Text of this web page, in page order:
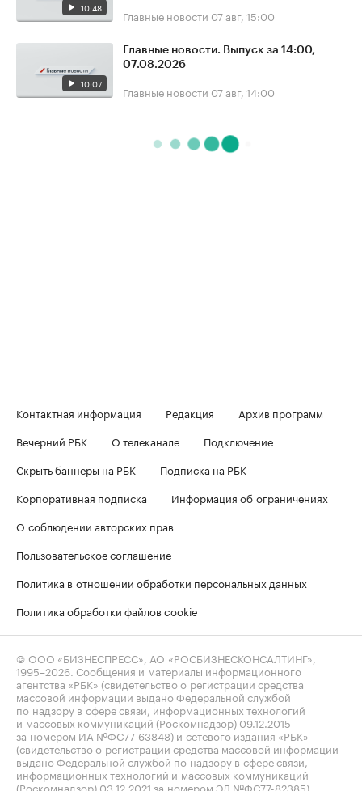
10:48 Главные новости 07 авг, 15:00
10:07
Главные новости. Выпуск за 14:00,
07.08.2026
Главные новости 07 авг, 14:00
Контактная информация Редакция
Архив программ
Вечерний РБК
О телеканале
Подключение
Скрыть баннеры на РБК
Подписка на РБК
Корпоративная подписка
Информация об ограничениях
О соблюдении авторских прав
Пользовательское соглашение
Политика в отношении обработки персональных данных
Политика обработки файлов cookie
© ООО «БИЗНЕСПРЕСС», АО «РОСБИЗНЕСКОНСАЛТИНГ»,
1995–2026 . Сообщения и материалы информационного
агентства «РБК» (свидетельство о регистрации средства
массовой информации выдано Федеральной службой
по надзору в сфере связи, информационных технологий
и массовых коммуникаций (Роскомнадзор) 09.12.2015
за номером ИА №ФС77-63848) и сетевого издания «РБК»
(свидетельство о регистрации средства массовой информации
выдано Федеральной службой по надзору в сфере связи,
информационных технологий и массовых коммуникаций
(Роскомнадзор) 03.12.2021 за номером ЭЛ №ФС77-82385)